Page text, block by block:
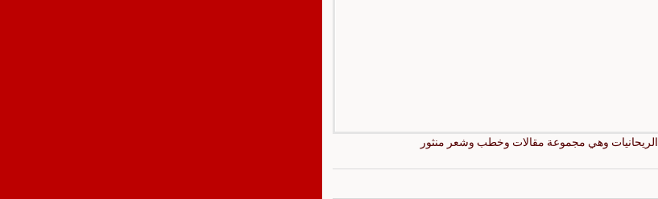
الريحانيات وهي مجموعة مقالات وخطب وشعر منثور